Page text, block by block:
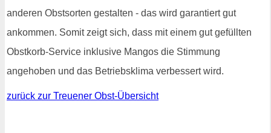
anderen Obstsorten gestalten - das wird garantiert gut
ankommen. Somit zeigt sich, dass mit einem gut gefüllten
Obstkorb-Service inklusive Mangos die Stimmung
angehoben und das Betriebsklima verbessert wird.
zurück zur Treuener Obst-Übersicht